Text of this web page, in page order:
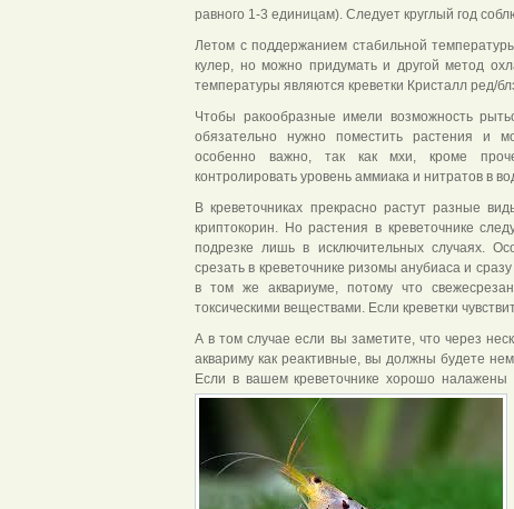
равного 1-3 единицам). Следует круглый год
Летом с поддержанием стабильной
кулер, но можно придумать и другой метод
температуры являются креветки Кристалл ред/
Чтобы ракообразные имели возможность
обязательно нужно поместить растения и
особенно важно, так как мхи, кроме
контролировать уровень аммиака и нитратов в
В креветочниках прекрасно растут разные
криптокорин. Но растения в креветочнике
подрезке лишь в исключительных случаях.
срезать в креветочнике ризомы анубиаса и
в том же аквариуме, потому что
токсическими веществами. Если креветки
А в том случае если вы заметите, что через
аквариму как реактивные, вы должны будете
Если в вашем креветочнике хорошо